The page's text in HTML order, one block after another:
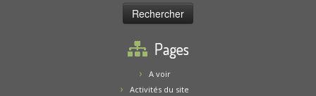
Pages
A voir
Activités du site